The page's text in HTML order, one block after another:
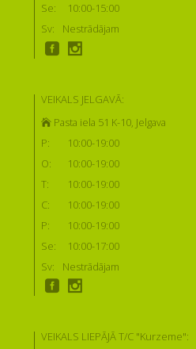
Se:
10:00-15:00
Sv:
Nestrādājam
VEIKALS JELGAVĀ:
Pasta iela 51 K-10, Jelgava
P:
10:00-19:00
O:
10:00-19:00
T:
10:00-19:00
C:
10:00-19:00
P:
10:00-19:00
Se:
10:00-17:00
Sv:
Nestrādājam
VEIKALS LIEPĀJĀ T/C "Kurzeme":